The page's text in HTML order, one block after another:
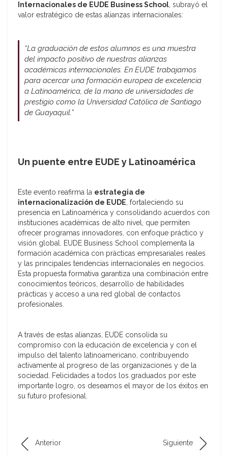
Internacionales de EUDE Business School, subrayó el
valor estratégico de estas alianzas internacionales:
“La graduación de estos alumnos es una muestra
del impacto positivo de nuestras alianzas
académicas internacionales. En EUDE trabajamos
para acercar una formación europea de excelencia
a Latinoamérica, de la mano de universidades de
prestigio como la Universidad Católica de Santiago
de Guayaquil.”
Un puente entre EUDE y Latinoamérica
Este evento reafirma la estrategia de
internacionalización de EUDE, fortaleciendo su
presencia en Latinoamérica y consolidando acuerdos con
instituciones académicas de alto nivel, que permiten
ofrecer programas innovadores, con enfoque práctico y
visión global. EUDE Business School complementa la
formación académica con prácticas empresariales reales
y las principales tendencias internacionales en negocios.
Esta propuesta formativa garantiza una combinación entre
conocimientos teóricos, desarrollo de habilidades
prácticas y acceso a una red global de contactos
profesionales.
A través de estas alianzas, EUDE consolida su
compromiso con la educación de excelencia y con el
impulso del talento latinoamericano, contribuyendo
activamente al progreso de las organizaciones y de la
sociedad. Felicidades a todos los graduados por este
importante logro, os deseamos el mayor de los éxitos en
su futuro profesional.
Anterior Siguiente